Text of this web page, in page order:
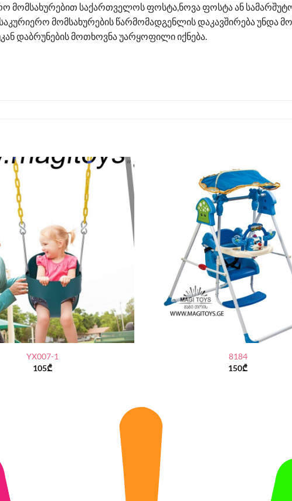
მომსახურებით საქართველოს ფოსტა,ნოვა ფოსტა ან
მომსახურების წარმომადგენლის დაკავშირება უნდა
დაბრუნების მოთხოვნა უარყოფილი იქნება.
YX007-1
105₾
8184
150₾